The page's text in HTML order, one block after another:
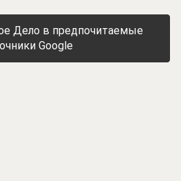
Дело в предпочитаемые
Google